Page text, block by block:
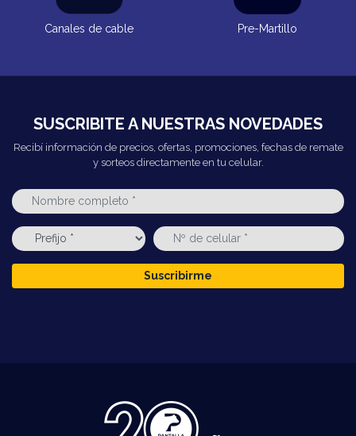
Canales de cable Pre-Martillo
SUSCRIBITE A NUESTRAS NOVEDADES
Recibí información de precios, ofertas, promociones, fechas de remate
y sorteos directamente en tu celular.
Suscribirme